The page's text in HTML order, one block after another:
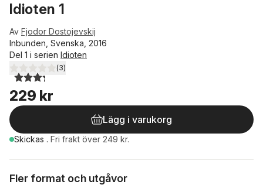
Idioten 1
Av Fjodor Dostojevskij
Inbunden, Svenska, 2016
Del 1 i serien Idioten
3,3utav 5 stjärnor. Totalt antal röster:
(3)
229 kr
Lägg i varukorg
Skickas . Fri frakt över 249 kr.
Fler format och utgåvor